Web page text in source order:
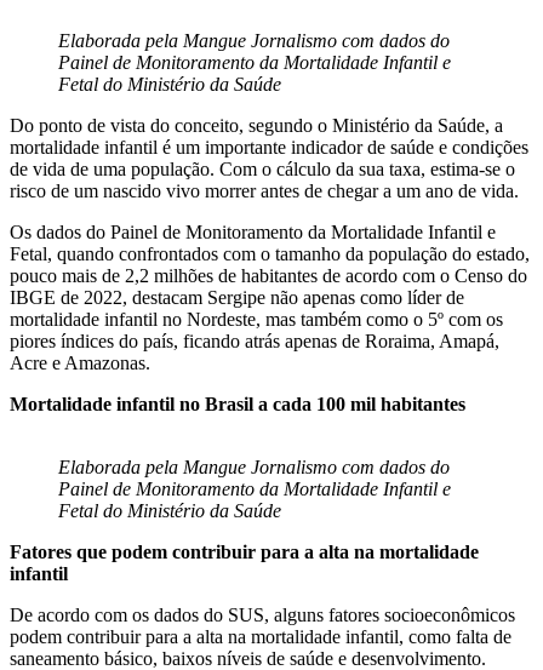
Elaborada pela Mangue Jornalismo com dados do
Painel de Monitoramento da Mortalidade Infantil e
Fetal do Ministério da Saúde
Do ponto de vista do conceito, segundo o Ministério da Saúde, a
mortalidade infantil é um importante indicador de saúde e condições
de vida de uma população. Com o cálculo da sua taxa, estima-se o
risco de um nascido vivo morrer antes de chegar a um ano de vida.
Os dados do Painel de Monitoramento da Mortalidade Infantil e
Fetal, quando confrontados com o tamanho da população do estado,
pouco mais de 2,2 milhões de habitantes de acordo com o Censo do
IBGE de 2022, destacam Sergipe não apenas como líder de
mortalidade infantil no Nordeste, mas também como o 5º com os
piores índices do país, ficando atrás apenas de Roraima, Amapá,
Acre e Amazonas.
Mortalidade infantil no Brasil a cada 100 mil habitantes
Elaborada pela Mangue Jornalismo com dados do
Painel de Monitoramento da Mortalidade Infantil e
Fetal do Ministério da Saúde
Fatores que podem contribuir para a alta na mortalidade
infantil
De acordo com os dados do SUS, alguns fatores socioeconômicos
podem contribuir para a alta na mortalidade infantil, como falta de
saneamento básico, baixos níveis de saúde e desenvolvimento.